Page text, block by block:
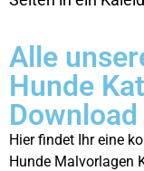
Alle
Hunde
Download
Hier findet Ihr eine
Hunde Malvorlagen